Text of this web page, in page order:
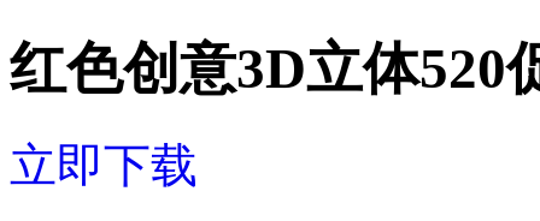
红色创意3D立体520
立即下载